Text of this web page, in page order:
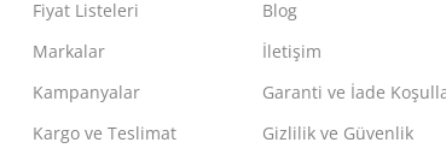
Fiyat Listeleri
Markalar
Kampanyalar
Kargo ve Teslimat
Blog
İletişim
Garanti ve İade
Gizlilik ve Güvenlik